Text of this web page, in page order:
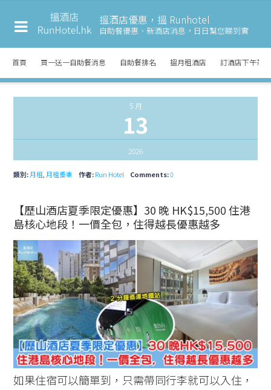
搵酒店優惠，搵 Runhotel
自助餐優惠、新酒店消息， 日日幫您睇到實
首頁 買一送一自助餐消息 自助餐排名 搵月租酒店 訂酒店下午茶
5 月
13
2026
類別:月租 月租優惠 作者:Run Hotel Comments:0
【歷山酒店夏季限定優惠】30 晚 HK$15,500 住港
島核心地段！一價全包，住得越長優惠越多
如果住宿可以簡單到，只需帶同行李就可以入住，